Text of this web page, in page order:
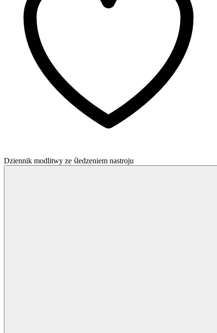
Dziennik modlitwy ze śledzeniem nastroju